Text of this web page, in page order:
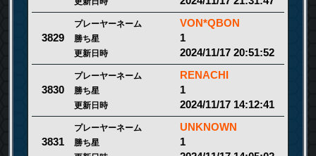
3829
プレーヤーネーム VON*QBON
勝ち星 1
更新日時 2024/11/17 20:51:52
3830
プレーヤーネーム RENACHI
勝ち星 1
更新日時 2024/11/17 14:12:41
3831
プレーヤーネーム UNKNOWN
勝ち星 1